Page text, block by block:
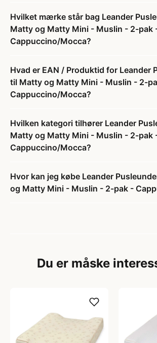
Hvilket mærke står bag Leander
Matty og Matty Mini - Muslin - 2-pak
Cappuccino/Mocca?
Hvad er EAN / Produktid for Leander
til Matty og Matty Mini - Muslin - 2-
Cappuccino/Mocca?
Hvilken kategori tilhører Leander
Matty og Matty Mini - Muslin - 2-pak
Cappuccino/Mocca?
Hvor kan jeg købe Leander
og Matty Mini - Muslin - 2-pak -
Du er måske